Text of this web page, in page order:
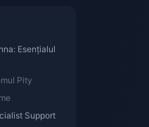
Esențialul
Pity
Support